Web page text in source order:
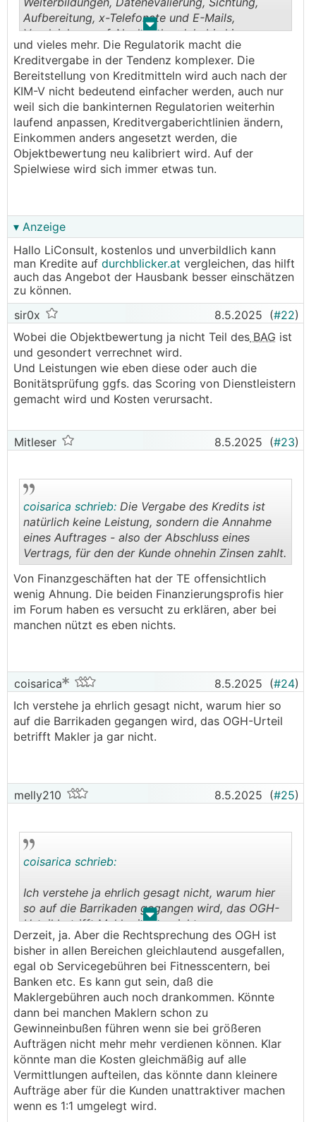
. .
Aufbereitung, x-Telefonate und E-Mails,
Vergleichen, ggf. Nachverhandeln bis hin zum
unterschriftsreifen Kreditvertrag.
und vieles mehr. Die Regulatorik macht die
Kreditvergabe in der Tendenz komplexer. Die
Bereitstellung von Kreditmitteln wird auch nach der
KIM-V nicht bedeutend einfacher werden, auch nur
weil sich die bankinternen Regulatorien weiterhin
laufend anpassen, Kreditvergaberichtlinien ändern,
Einkommen anders angesetzt werden, die
Objektbewertung neu kalibriert wird. Auf der
Spielwiese wird sich immer etwas tun.
▾ Anzeige
Hallo LiConsult, kostenlos und unverbildlich kann
man Kredite auf durchblicker.at vergleichen, das hilft
auch das Angebot der Hausbank besser einschätzen
zu können.
sir0x
8.5.2025 (#22)
Wobei die Objektbewertung ja nicht Teil des BAG ist
und gesondert verrechnet wird.
Und Leistungen wie eben diese oder auch die
Bonitätsprüfung ggfs. das Scoring von Dienstleistern
gemacht wird und Kosten verursacht.
Mitleser 8.5.2025 (#23)
..
coisarica schrieb: Die Vergabe des Kredits ist
natürlich keine Leistung, sondern die Annahme
eines Auftrages - also der Abschluss eines
Vertrags, für den der Kunde ohnehin Zinsen zahlt.
Von Finanzgeschäften hat der TE offensichtlich
wenig Ahnung. Die beiden Finanzierungsprofis hier
im Forum haben es versucht zu erklären, aber bei
manchen nützt es eben nichts.
coisarica 8.5.2025 (#24)
Ich verstehe ja ehrlich gesagt nicht, warum hier so
auf die Barrikaden gegangen wird, das OGH-Urteil
betrifft Makler ja gar nicht.
melly210 8.5.2025 (#25)
. .
coisarica schrieb:
Ich verstehe ja ehrlich gesagt nicht, warum hier
so auf die Barrikaden gegangen wird, das OGH-
Urteil betrifft Makler ja gar nicht.
Derzeit, ja. Aber die Rechtsprechung des OGH ist
bisher in allen Bereichen gleichlautend ausgefallen,
egal ob Servicegebühren bei Fitnesscentern, bei
Banken etc. Es kann gut sein, daß die
Maklergebühren auch noch drankommen. Könnte
dann bei manchen Maklern schon zu
Gewinneinbußen führen wenn sie bei größeren
Aufträgen nicht mehr mehr verdienen können. Klar
könnte man die Kosten gleichmäßig auf alle
Vermittlungen aufteilen, das könnte dann kleinere
Aufträge aber für die Kunden unattraktiver machen
wenn es 1:1 umgelegt wird.